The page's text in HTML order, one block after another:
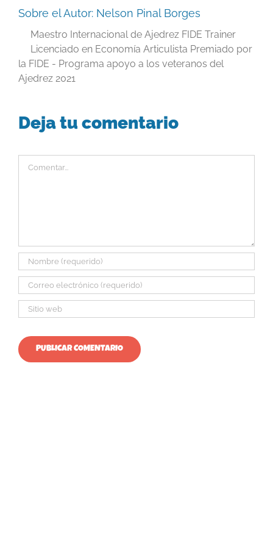
Sobre el Autor: Nelson Pinal Borges
Maestro Internacional de Ajedrez FIDE Trainer
Licenciado en Economía Articulista Premiado por
la FIDE - Programa apoyo a los veteranos del
Ajedrez 2021
Deja tu comentario